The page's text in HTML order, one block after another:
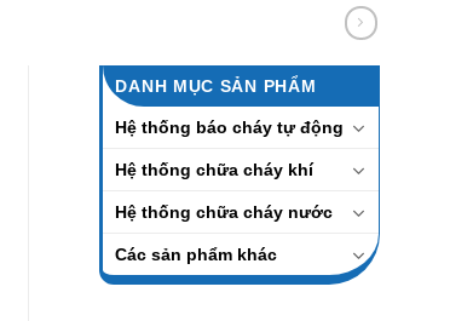
DANH MỤC SẢN PHẨM
Hệ thống báo cháy tự động
Hệ thống chữa cháy khí
Hệ thống chữa cháy nước
Các sản phẩm khác